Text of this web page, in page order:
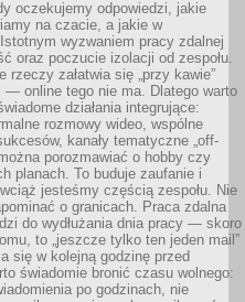
oczekujemy odpowiedzi, jakie
na czacie, a jakie w
wyzwaniem pracy zdalnej
oraz poczucie izolacji od zespołu.
rzeczy załatwia się „przy kawie”
— online tego nie ma. Dlatego warto
działania integrujące:
rozmowy wideo, wspólne
kanały tematyczne „off-
porozmawiać o hobby czy
planach. To buduje zaufanie i
jesteśmy częścią zespołu. Nie
o granicach. Praca zdalna
do wydłużania dnia pracy — skoro
to „jeszcze tylko ten jeden mail”
się w kolejną godzinę przed
świadomie bronić czasu wolnego:
po godzinach, nie